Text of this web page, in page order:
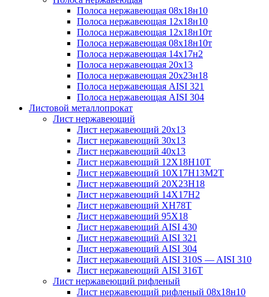
Полоса нержавеющая 08х18н10
Полоса нержавеющая 12х18н10
Полоса нержавеющая 12х18н10т
Полоса нержавеющая 08х18н10т
Полоса нержавеющая 14х17н2
Полоса нержавеющая 20х13
Полоса нержавеющая 20х23н18
Полоса нержавеющая AISI 321
Полоса нержавеющая AISI 304
Листовой металлопрокат
Лист нержавеющий
Лист нержавеющий 20х13
Лист нержавеющий 30х13
Лист нержавеющий 40х13
Лист нержавеющий 12Х18Н10Т
Лист нержавеющий 10Х17Н13М2T
Лист нержавеющий 20Х23Н18
Лист нержавеющий 14Х17Н2
Лист нержавеющий ХН78Т
Лист нержавеющий 95Х18
Лист нержавеющий AISI 430
Лист нержавеющий AISI 321
Лист нержавеющий AISI 304
Лист нержавеющий AISI 310S — AISI 310
Лист нержавеющий AISI 316T
Лист нержавеющий рифленый
Лист нержавеющий рифленый 08х18н10